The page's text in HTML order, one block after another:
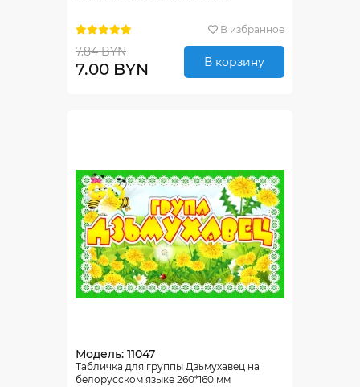
В избранное
7.84 BYN
7.00 BYN В корзину
Модель: 11047
Табличка для группы Дзьмухавец на
белорусском языке 260*160 мм